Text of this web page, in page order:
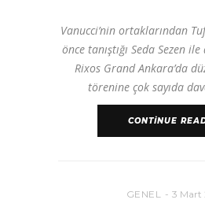
Vanucci’nin ortaklarından
önce tanıştığı Seda Sezen
Rixos Grand Ankara’da
törenine çok sayıda
CONTINUE
GENEL 3 Mart